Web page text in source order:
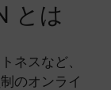
とは
ネスなど、
のオンライ